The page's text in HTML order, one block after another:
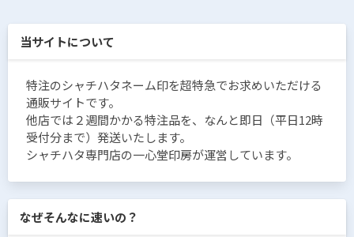
当サイトについて
特注のシャチハタネーム印を超特急でお求めいただける
通販サイトです。
他店では２週間かかる特注品を、なんと即日（平日12時
受付分まで）発送いたします。
シャチハタ専門店の一心堂印房が運営しています。
なぜそんなに速いの？